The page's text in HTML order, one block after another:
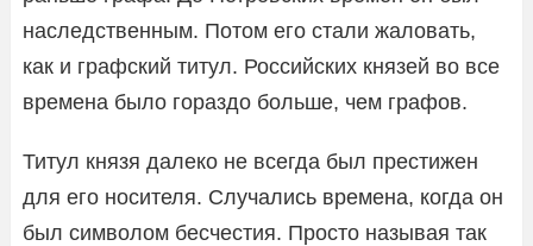
наследственным. Потом его стали жаловать,
как и графский титул. Российских князей во все
времена было гораздо больше, чем графов.
Титул князя далеко не всегда был престижен
для его носителя. Случались времена, когда он
был символом бесчестия. Просто называя так